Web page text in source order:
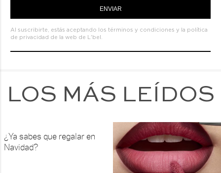
ENVIAR
Al suscribirte, estás aceptando los términos y condiciones y la política
de privacidad de la web de L'bel.
LOS MÁS LEÍDOS
¿Ya sabes que regalar en
Navidad?